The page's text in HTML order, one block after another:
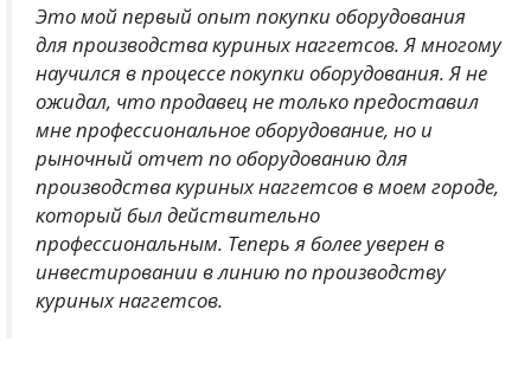
Это мой первый опыт покупки оборудования
для производства куриных наггетсов. Я многому
научился в процессе покупки оборудования. Я не
ожидал, что продавец не только предоставил
мне профессиональное оборудование, но и
рыночный отчет по оборудованию для
производства куриных наггетсов в моем городе,
который был действительно
профессиональным. Теперь я более уверен в
инвестировании в линию по производству
куриных наггетсов.